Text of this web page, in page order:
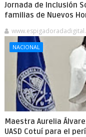
Jornada de Inclusión
familias de Nuevos
NACIONAL
Maestra Aurelia
UASD Cotuí para el